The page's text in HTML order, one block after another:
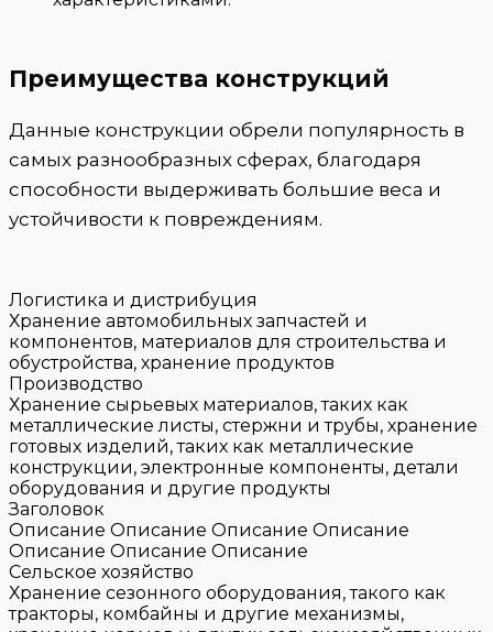
Преимущества конструкций
Данные конструкции обрели популярность в
самых разнообразных сферах, благодаря
способности выдерживать большие веса и
устойчивости к повреждениям.
Логистика и дистрибуция
Хранение автомобильных запчастей и
компонентов, материалов для строительства и
обустройства, хранение продуктов
Производство
Хранение сырьевых материалов, таких как
металлические листы, стержни и трубы, хранение
готовых изделий, таких как металлические
конструкции, электронные компоненты, детали
оборудования и другие продукты
Заголовок
Описание Описание Описание Описание
Описание Описание Описание
Сельское хозяйство
Хранение сезонного оборудования, такого как
тракторы, комбайны и другие механизмы,